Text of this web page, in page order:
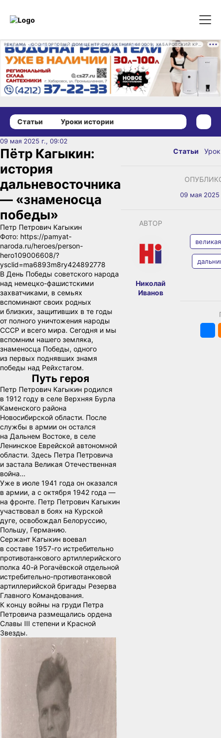
Статьи Уроки истории
09 мая 2025 г., 09:02
Пётр Кагыкин:
история
дальневосточника
— «знаменосца
победы»
Петр Петрович Кагыкин
Фото: https://pamyat-
naroda.ru/heroes/person-
hero109006608/?
ysclid=ma6893m8ry424892778
В День Победы советского народа
над немецко-фашистскими
захватчиками, в семьях
вспоминают своих родных
и близких, защитивших в те годы
от полного уничтожения народы
СССР и всего мира. Сегодня и мы
вспомним нашего земляка,
знаменосца Победы, одного
из первых поднявших знамя
победы над Рейхстагом.
Путь героя
Петр Петрович Кагыкин родился
в 1912 году в селе Верхняя Бурла
Каменского района
Новосибирской области. После
службы в армии он остался
на Дальнем Востоке, в селе
Ленинское Еврейской автономной
области. Здесь Петра Петровича
и застала Великая Отечественная
война…
Уже в июле 1941 года он оказался
в армии, а с октября 1942 года —
на фронте. Петр Петрович Кагыкин
участвовал в боях на Курской
дуге, освобождал Белоруссию,
Польшу, Германию.
Сержант Кагыкин воевал
в составе 1957-го истребительно
противотанкового артиллерийского
полка 40-й Рогачёвской отдельной
истребительно-противотанковой
артиллерийской бригады Резерва
Главного Командования.
К концу войны на груди Петра
Петровича размещались ордена
Славы III степени и Красной
Звезды.
Статьи
09 мая 2025
АВТОР
Николай
Иванов